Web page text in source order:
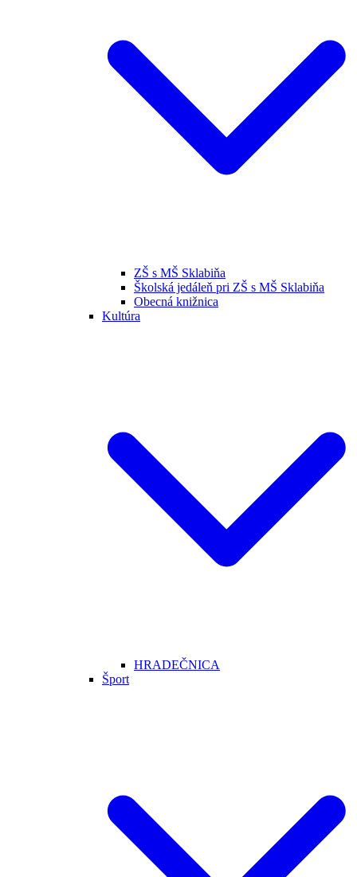
ZŠ s MŠ Sklabiňa
Školská jedáleň pri ZŠ s MŠ Sklabiňa
Obecná knižnica
Kultúra
HRADEČNICA
Šport